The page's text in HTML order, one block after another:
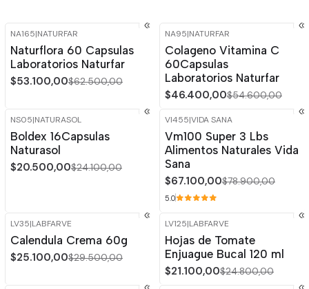
-15%
NA165|NATURFAR
Naturflora 60 Capsulas
Laboratorios Naturfar
$53.100,00$62.500,00
-15%
NA95|NATURFAR
Colageno Vitamina C
60Capsulas
Laboratorios Naturfar
$46.400,00$54.600,00
-15%
NS05|NATURASOL
Boldex 16Capsulas
Naturasol
$20.500,00$24.100,00
-15%
VI455|VIDA SANA
Vm100 Super 3 Lbs
Alimentos Naturales Vida
Sana
$67.100,00$78.900,00
5.0
-15%
LV35|LABFARVE
Calendula Crema 60g
$25.100,00$29.500,00
-15%
LV125|LABFARVE
Hojas de Tomate
Enjuague Bucal 120 ml
$21.100,00$24.800,00